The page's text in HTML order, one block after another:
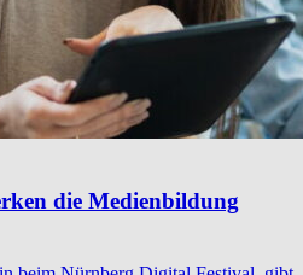
die Medienbildung